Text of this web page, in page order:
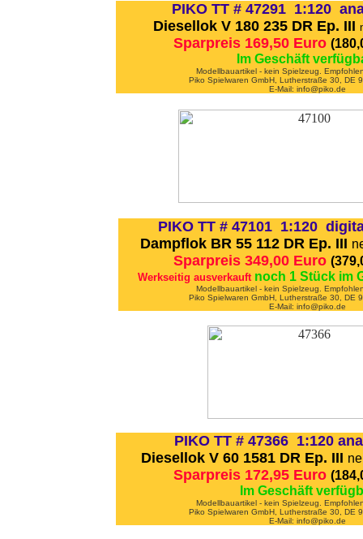
PIKO TT # 47291 1:120
Diesellok V 180 235 DR Ep. III
Sparpreis 169,50 Euro
Im Geschäft
Modellbauartikel - kein Spielzeug.
Piko Spielwaren GmbH, Lutherstraße 30, DE
E-Mail: info@piko.de
PIKO TT # 47101 1:120
Dampflok BR 55 112 DR Ep. III
Sparpreis 349,00 Euro
Werkseitig ausverkauft noch 1 Stück im
Modellbauartikel - kein Spielzeug.
Piko Spielwaren GmbH, Lutherstraße 30, DE
E-Mail: info@piko.de
PIKO TT # 47366 1:120
Diesellok V 60 1581 DR Ep. III
Sparpreis 172,95 Euro
Im Geschäft
Modellbauartikel - kein Spielzeug.
Piko Spielwaren GmbH, Lutherstraße 30, DE
E-Mail: info@piko.de